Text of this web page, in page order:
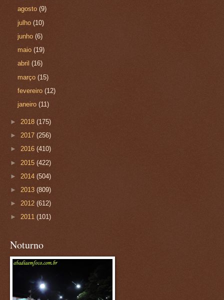
agosto(9)
julho(10)
junho(6)
maio(19)
abril(16)
março(15)
fevereiro(12)
janeiro(11)
► 2018 (175)
► 2017 (256)
► 2016 (410)
► 2015 (422)
► 2014 (504)
► 2013 (809)
► 2012 (612)
► 2011 (101)
Noturno